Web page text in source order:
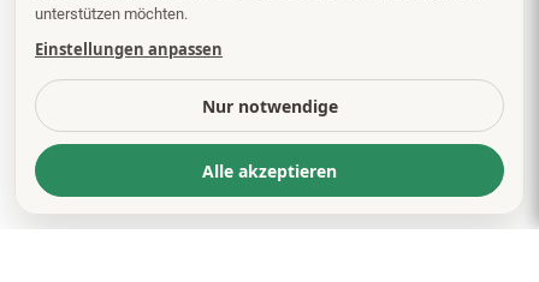
unterstützen möchten.
Einstellungen anpassen
Nur notwendige
Alle akzeptieren